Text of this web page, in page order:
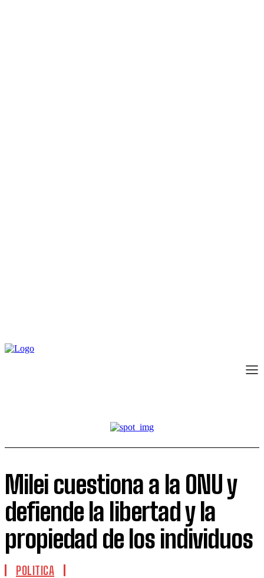
Milei cuestiona a la ONU y
defiende la libertad y la
propiedad de los individuos
POLITICA